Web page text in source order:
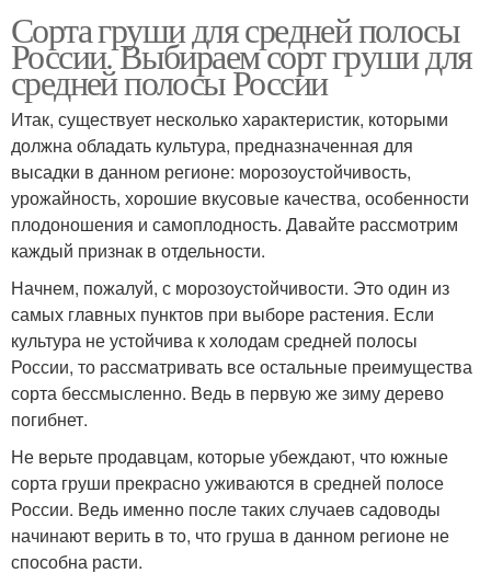
Сорта груши для средней полосы
России. Выбираем сорт груши для
средней полосы России
Итак, существует несколько характеристик, которыми
должна обладать культура, предназначенная для
высадки в данном регионе: морозоустойчивость,
урожайность, хорошие вкусовые качества, особенности
плодоношения и самоплодность. Давайте рассмотрим
каждый признак в отдельности.
Начнем, пожалуй, с морозоустойчивости. Это один из
самых главных пунктов при выборе растения. Если
культура не устойчива к холодам средней полосы
России, то рассматривать все остальные преимущества
сорта бессмысленно. Ведь в первую же зиму дерево
погибнет.
Не верьте продавцам, которые убеждают, что южные
сорта груши прекрасно уживаются в средней полосе
России. Ведь именно после таких случаев садоводы
начинают верить в то, что груша в данном регионе не
способна расти.